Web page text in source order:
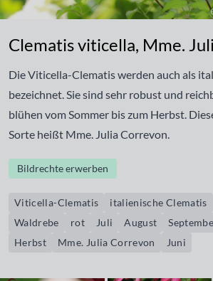
Clematis viticella, Mme.
Die Viticella-Clematis werden auch als
bezeichnet. Sie sind sehr robust und
blühen vom Sommer bis zum Herbst.
Sorte heißt Mme. Julia Correvon.
Bildrechte erwerben
Viticella-Clematis italienische Clematis
Waldrebe
rot Juli August
Herbst
Mme. Julia Correvon Juni